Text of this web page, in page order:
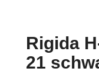
Rigida
21